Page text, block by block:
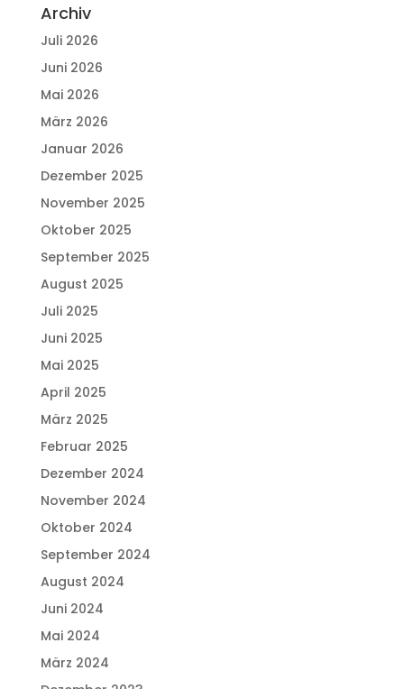
Archiv
Juli 2026
Juni 2026
Mai 2026
März 2026
Januar 2026
Dezember 2025
November 2025
Oktober 2025
September 2025
August 2025
Juli 2025
Juni 2025
Mai 2025
April 2025
März 2025
Februar 2025
Dezember 2024
November 2024
Oktober 2024
September 2024
August 2024
Juni 2024
Mai 2024
März 2024